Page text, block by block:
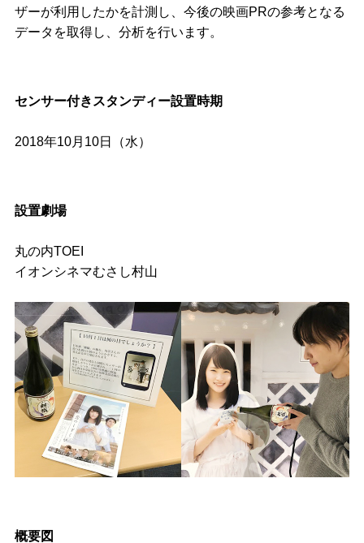
ザーが利用したかを計測し、今後の映画PRの参考となる
データを取得し、分析を行います。
センサー付きスタンディー設置時期
2018年10月10日（水）
設置劇場
丸の内TOEI
イオンシネマむさし村山
概要図